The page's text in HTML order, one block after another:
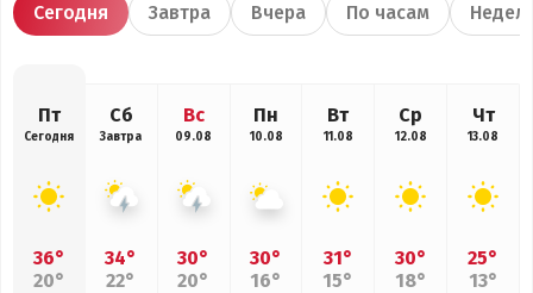
Сегодня Завтра Вчера По часам
Пт
Сегодня
36°
20°
Сб
Завтра
34°
22°
Вс
09.08
30°
20°
Пн
10.08
30°
16°
Вт
11.08
31°
15°
Ср
12.08
30°
18°
Чт
13.08
25°
13°